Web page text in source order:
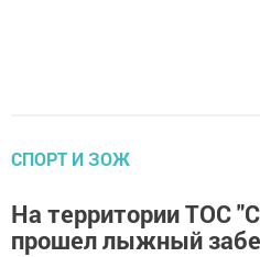
СПОРТ И ЗОЖ
На территории ТОС
прошел лыжный